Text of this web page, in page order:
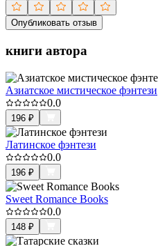
Опубликовать отзыв
книги автора
Азиатское мистическое фэнтези
0.0
196 ₽
Латинское фэнтези
0.0
196 ₽
Sweet Romance Books
0.0
148 ₽